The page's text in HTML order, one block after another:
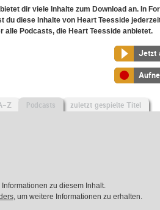
dir viele Inhalte zum Download an. In
du diese Inhalte von Heart Teesside
alle Podcasts, die Heart Teesside anbietet.
Jetzt
Z Podcasts zuletzt gespielte Titel
zu diesem Inhalt.
, um weitere Informationen zu erhalten.